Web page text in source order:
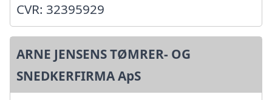
CVR: 32395929
ARNE JENSENS TØMRER- OG
SNEDKERFIRMA ApS